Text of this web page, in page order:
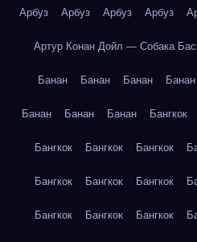
Арбуз Арбуз Арбуз Арбуз
Артур Конан Дойл — Собака
Банан Банан Банан Банан
Банан Банан Банан Бангкок
Бангкок Бангкок Бангкок
Бангкок Бангкок Бангкок
Бангкок Бангкок Бангкок